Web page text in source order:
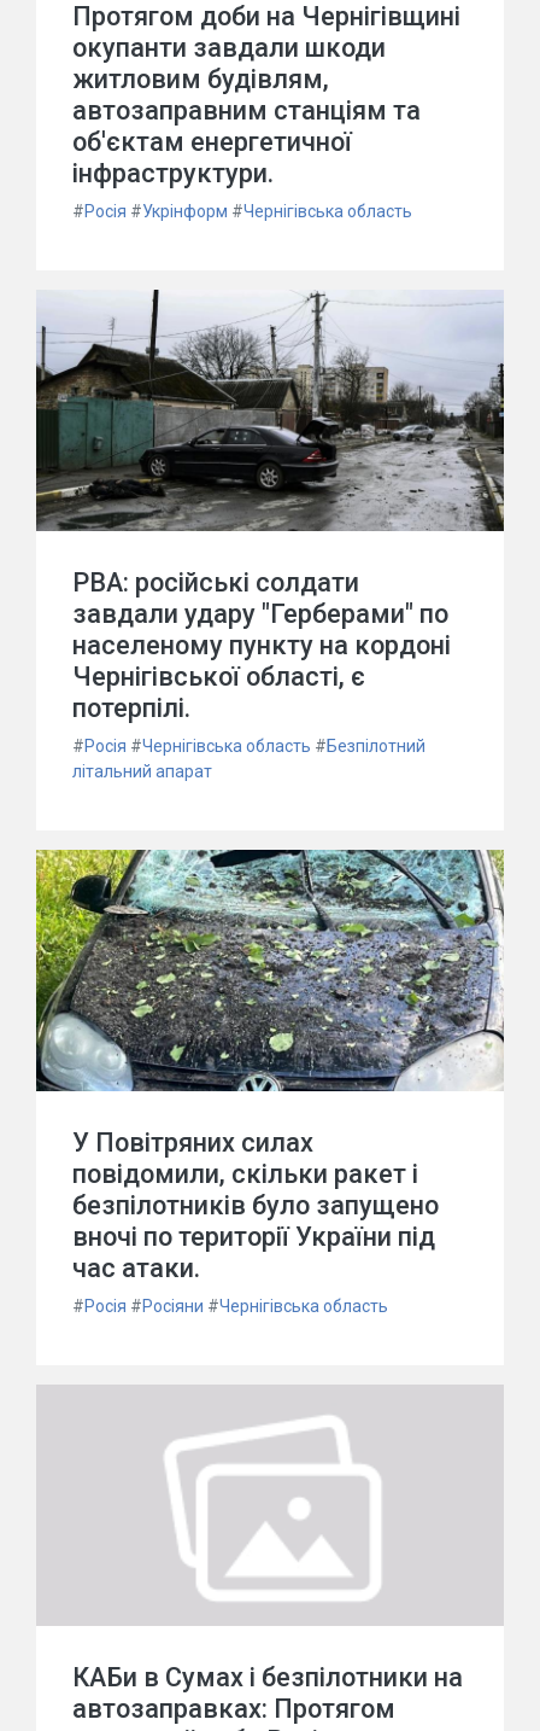
Протягом доби на Чернігівщині
окупанти завдали шкоди
житловим будівлям,
автозаправним станціям та
об'єктам енергетичної
інфраструктури.
#Росія #Укрінформ #Чернігівська область
РВА: російські солдати
завдали удару "Герберами" по
населеному пункту на кордоні
Чернігівської області, є
потерпілі.
#Росія #Чернігівська область #Безпілотний
літальний апарат
У Повітряних силах
повідомили, скільки ракет і
безпілотників було запущено
вночі по території України під
час атаки.
#Росія #Росіяни #Чернігівська область
КАБи в Сумах і безпілотники на
автозаправках: Протягом